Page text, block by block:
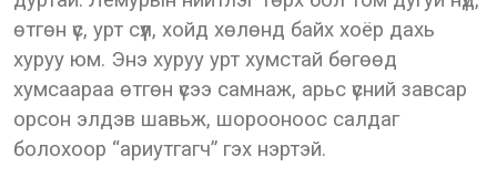
өтгөн үс, урт сүүл, хойд хөлөнд байх хоёр дахь
хуруу юм. Энэ хуруу урт хумстай бөгөөд
хумсаараа өтгөн үсээ самнаж, арьс үсний завсар
орсон элдэв шавьж, шорооноос салдаг
болохоор “ариутгагч” гэх нэртэй.